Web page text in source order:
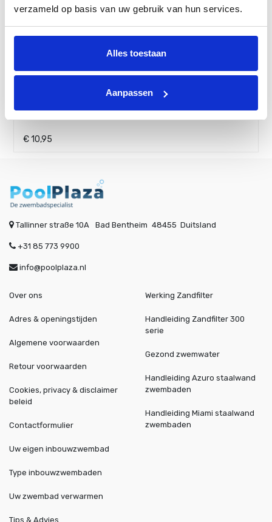
verzameld op basis van uw gebruik van hun services.
Alles toestaan
Aanpassen
Hoofdsteun voor opblaasbare spa
€10,95
Tallinner straße 10A Bad Bentheim 48455 Duitsland
+31 85 773 9900
info@poolplaza.nl
Over ons
Adres & openingstijden
Algemene voorwaarden
Retour voorwaarden
Cookies, privacy & disclaimer
beleid
Contactformulier
Werking Zandfilter
Handleiding Zandfilter 300
serie
Gezond zwemwater
Handleiding Azuro staalwand
zwembaden
Handleiding Miami staalwand
zwembaden
Uw eigen inbouwzwembad
Type inbouwzwembaden
Uw zwembad verwarmen
Tips & Advies